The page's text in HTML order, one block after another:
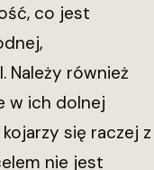
co jest
również
w ich dolnej
się raczej z
nie jest